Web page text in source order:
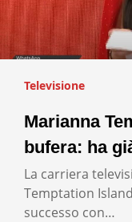
Televisione
Marianna
bufera: ha
La carriera
Temptation
successo con…